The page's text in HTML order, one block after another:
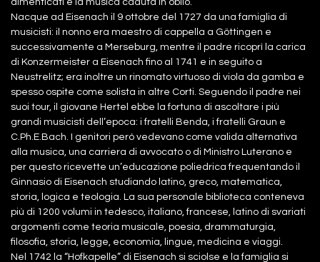
dimenticati e la musica caduta in oblio.
Nacque ad Eisenach il 9 ottobre del 1727 da una famiglia di
musicisti: il nonno era maestro di cappella a Göttingen e
successivamente a Merseburg, mentre il padre ricoprì la carica
di Konzermeister a Eisenach fino al 1741 e in seguito a
Neustrelitz; era inoltre un rinomato virtuoso di viola da gamba e
spesso ospite come solista in altre Corti. Seguendo il padre nei
suoi tour, il giovane Hertel ebbe la fortuna di ascoltare i più
grandi musicisti dell’epoca: i fratelli Benda, i fratelli Graun e
C.Ph.E.Bach. I genitori però vedevano come valida alternativa
alla musica, una carriera di avvocato o di Ministro Luterano e
per questo ricevette un’educazione poliedrica frequentando il
Ginnasio di Eisenach studiando latino, greco, matematica,
storia, logica e teologia. La sua personale biblioteca conteneva
più di 1200 volumi in tedesco, italiano, francese, latino di svariati
argomenti come teoria musicale, poesia, drammaturgia,
filosofia, storia, legge, economia, lingue, medicina e viaggi.
Nel 1742 la “Hofkapelle” di Eisenach si sciolse e la famiglia si